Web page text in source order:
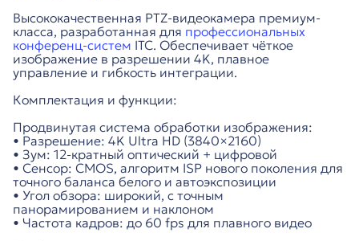
Высококачественная PTZ-видеокамера премиум-
класса, разработанная для профессиональных
конференц-систем ITC. Обеспечивает чёткое
изображение в разрешении 4K, плавное
управление и гибкость интеграции.
Комплектация и функции:
Продвинутая система обработки изображения:
• Разрешение: 4K Ultra HD (3840×2160)
• Зум: 12-кратный оптический + цифровой
• Сенсор: CMOS, алгоритм ISP нового поколения для
точного баланса белого и автоэкспозиции
• Угол обзора: широкий, с точным
панорамированием и наклоном
• Частота кадров: до 60 fps для плавного видео